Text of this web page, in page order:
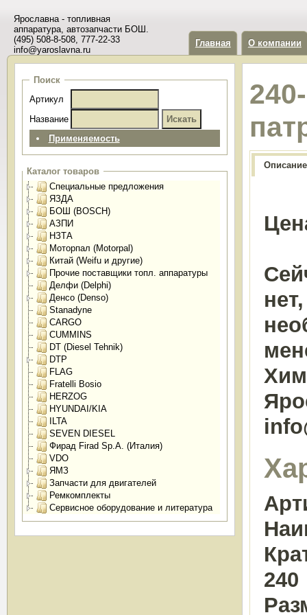
Ярославна - топливная
аппаратура, автозапчасти БОШ.
(495) 508-8-508, 777-22-33
info@yaroslavna.ru
Главная О компании
Поиск
Артикул
Название
Применяемость
Каталог товаров
Специальные предложения
ЯЗДА
БОШ (BOSCH)
АЗПИ
НЗТА
Моторпал (Motorpal)
Китай (Weifu и другие)
Прочие поставщики топл. аппаратуры
Делфи (Delphi)
Денсо (Denso)
Stanadyne
CARGO
CUMMINS
DT (Diesel Tehnik)
DTP
FLAG
Fratelli Bosio
HERZOG
HYUNDAI/KIA
ILTA
SEVEN DIESEL
Фирад Firad Sp.A. (Италия)
VDO
ЯМЗ
Запчасти для двигателей
Ремкомплекты
Сервисное оборудование и литература
Описание
240